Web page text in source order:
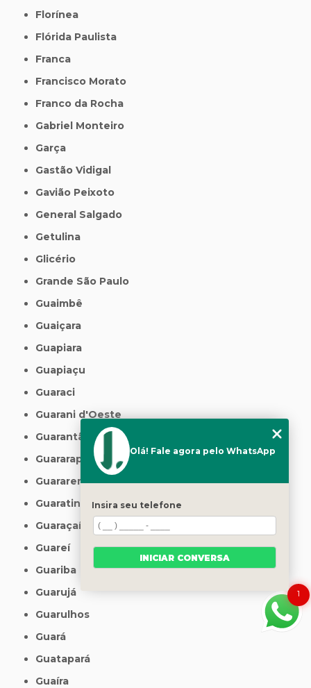
Florínea
Flórida Paulista
Franca
Francisco Morato
Franco da Rocha
Gabriel Monteiro
Garça
Gastão Vidigal
Gavião Peixoto
General Salgado
Getulina
Glicério
Grande São Paulo
Guaimbê
Guaiçara
Guapiara
Guapiaçu
Guaraci
Guarani d'Oeste
Guarantã
Guararapes
Guararema
Guaratinguetá
Guaraçaí
Guareí
Guariba
Guarujá
Guarulhos
Guará
Guatapará
Guaíra
1
Olá! Fale agora pelo WhatsApp
Insira seu telefone
INICIAR CONVERSA